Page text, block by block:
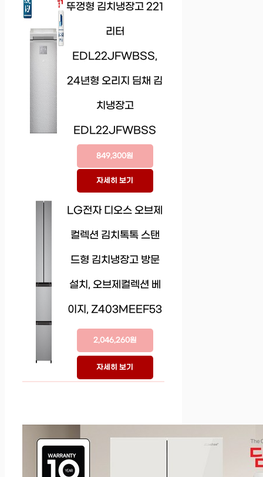
뚜껑형 김치냉장고 221
리터
EDL22JFWBSS,
24년형 오리지 딤채 김
치냉장고
EDL22JFWBSS
849,300원
자세히 보기
LG전자 디오스 오브제
컬렉션 김치톡톡 스탠
드형 김치냉장고 방문
설치, 오브제컬렉션 베
이지, Z403MEEF53
2,046,260원
자세히 보기